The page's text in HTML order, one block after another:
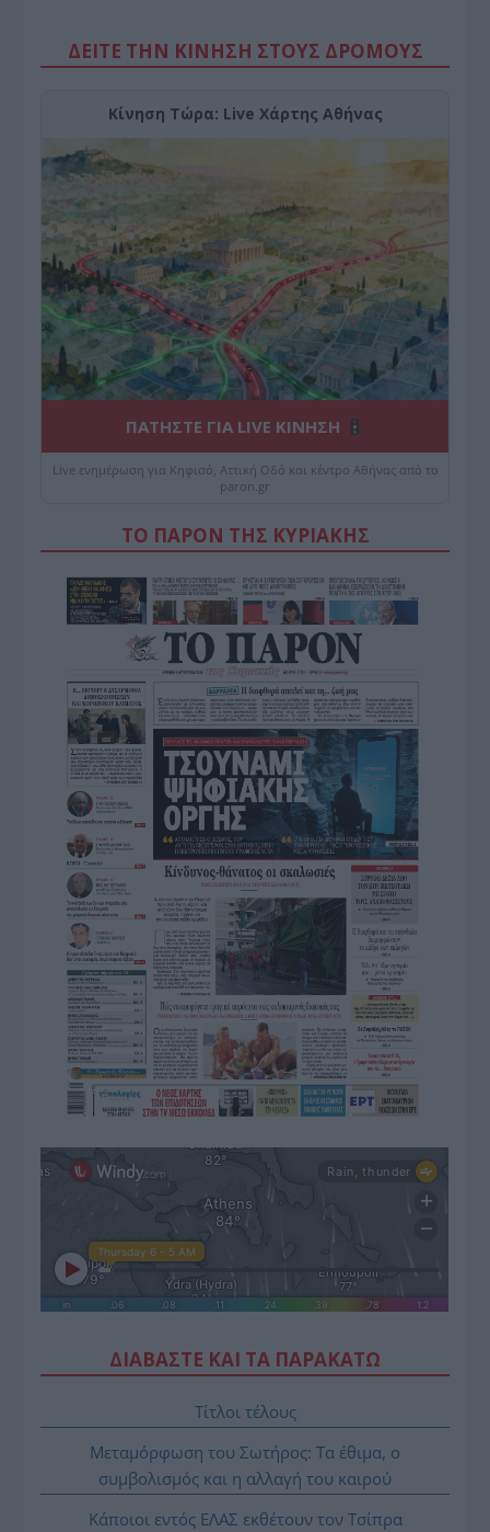
ΔΕΙΤΕ ΤΗΝ ΚΙΝΗΣΗ ΣΤΟΥΣ ΔΡΌΜΟΥΣ
Κίνηση Τώρα: Live Χάρτης Αθήνας
ΠΑΤΗΣΤΕ ΓΙΑ LIVE ΚΙΝΗΣΗ
Live ενημέρωση για Κηφισό, Αττική Οδό και κέντρο Αθήνας από το
paron.gr
ΤΟ ΠΑΡΟΝ ΤΗΣ ΚΥΡΙΑΚΗΣ
ΔΙΑΒΑΣΤΕ ΚΑΙ ΤΑ ΠΑΡΑΚΑΤΩ
Τίτλοι τέλους
Μεταμόρφωση του Σωτήρος: Τα έθιμα, ο
συμβολισμός και η αλλαγή του καιρού
Κάποιοι εντός ΕΛΑΣ εκθέτουν τον Τσίπρα